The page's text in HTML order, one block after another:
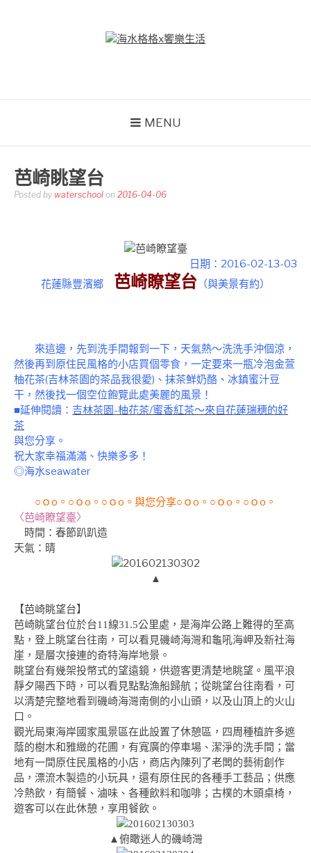
MENU
芭崎眺望台
Posted by waterschool on 2016-04-06
日期：2016-02-13-03
花蓮縣豐濱鄉
芭崎瞭望台 （與美景有約）
來這邊，先到洗手間報到一下，天氣熱～洗洗手沖個涼，
然後再到原住民風格的小店買個零食，一定要來一瓶冷泡金萱
柚花茶(吉林茶園的茶品我很愛)、抹茶鮮奶酪、冰鎮蜜汁豆
干，然後找一個空位飽覽此處美麗的風景！
■延伸閱讀： 吉林茶園-柚花茶/蜜香紅茶～來自花蓮瑞穗的好
茶
與您分享。
祝大家幸福滿滿、快樂多多！
◎海水seawater
○ｏo。○ｏo。○ｏo。與您分享○ｏo。○ｏo。○ｏo。
〈芭崎瞭望臺〉
時間 ：春節趴趴造
天氣：晴
▲
【芭崎眺望台】
芭崎眺望台位於台11線31.5公里處，是海岸公路上難得的至高
點，登上眺望台往南，可以看見磯崎海灣和龜吼海岬及新社海
崖，是層次接連的奇特海岸地景。
眺望台有幾架投幣式的望遠鏡，供遊客更清楚地眺望。風平浪
靜夕陽西下時，可以看見點點漁船歸航；從眺望台往南看，可
以清楚完整地看到磯崎海灣南側的小山頭，以及山頂上的火山
口。
觀光局東海岸國家風景區在此設置了休憩區，四周種植許多遮
蔭的樹木和雅緻的花圃，有寬廣的停車場、潔淨的洗手間；當
地有一間原住民風格的小店，商店內陳列了老闆的藝術創作
品，漂流木製造的小玩具，還有原住民的各種手工藝品；供應
冷熱飲，有簡餐、滷味、各種飲料和咖啡；古樸的木頭桌椅，
遊客可以在此休憩，享用餐飲。
▲俯瞰迷人的磯崎灣